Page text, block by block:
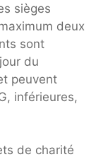
sièges
deux
sont
du
peuvent
inférieures,
de charité